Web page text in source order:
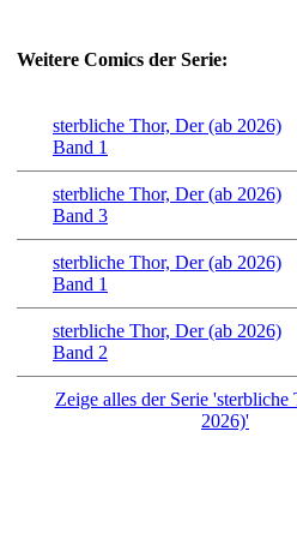
Weitere Comics der Serie:
sterbliche Thor, Der (ab 2026)
Band 1
sterbliche Thor, Der (ab 2026)
Band 3
sterbliche Thor, Der (ab 2026)
Band 1
sterbliche Thor, Der (ab 2026)
Band 2
Zeige alles der Serie 'sterbliche
2026)'